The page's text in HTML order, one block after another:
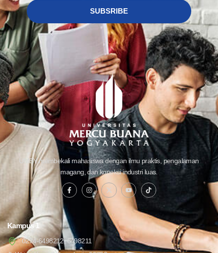
SUBSRIBE
UMBY membekali mahasiswa dengan ilmu praktis, pengalaman
magang, dan koneksi industri luas.
Kampus 1
0274-6498212, 6498211